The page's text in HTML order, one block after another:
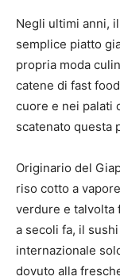
Negli ultimi anni,
semplice piatto
propria moda
catene di fast
cuore e nei palati
scatenato questa
Originario del
riso cotto a
verdure e talvolta
a secoli fa, il
internazionale
dovuto alla